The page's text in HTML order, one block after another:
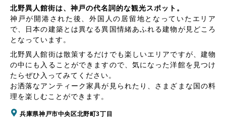
北野異人館街は、神戸の代名詞的な観光スポット。
神戸が開港された後、外国人の居留地となっていたエリア
で、日本の建築とは異なる異国情緒あふれる建物が見どころ
となっています。
北野異人館街は散策するだけでも楽しいエリアですが、建物
の中にも入ることができますので、気になった洋館を見つけ
たらぜひ入ってみてください。
お洒落なアンティーク家具が見られたり、さまざまな国の料
理を楽しむことができます。
兵庫県神戸市中央区北野町3丁目